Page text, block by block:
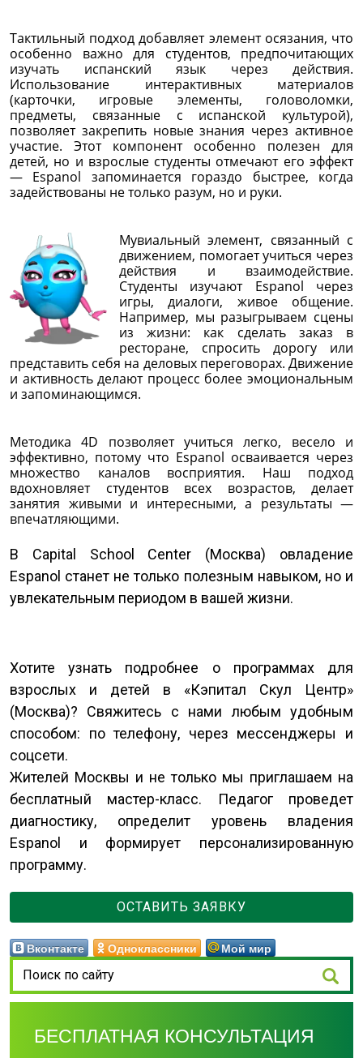
Тактильный подход добавляет элемент осязания, что
особенно важно для студентов, предпочитающих
изучать испанский язык через действия.
Использование интерактивных материалов
(карточки, игровые элементы, головоломки,
предметы, связанные с испанской культурой),
позволяет закрепить новые знания через активное
участие. Этот компонент особенно полезен для
детей, но и взрослые студенты отмечают его эффект
— Espanol запоминается гораздо быстрее, когда
задействованы не только разум, но и руки.
Мувиальный элемент, связанный с
движением, помогает учиться через
действия и взаимодействие.
Студенты изучают Espanol через
игры, диалоги, живое общение.
Например, мы разыгрываем сцены
из жизни: как сделать заказ в
ресторане, спросить дорогу или
представить себя на деловых переговорах. Движение
и активность делают процесс более эмоциональным
и запоминающимся.
Методика 4D позволяет учиться легко, весело и
эффективно, потому что Espanol осваивается через
множество каналов восприятия. Наш подход
вдохновляет студентов всех возрастов, делает
занятия живыми и интересными, а результаты —
впечатляющими.
В Capital School Center (Москва) овладение
Espanol станет не только полезным навыком, но и
увлекательным периодом в вашей жизни.
Хотите узнать подробнее о программах для
взрослых и детей в «Кэпитал Скул Центр»
(Москва)? Свяжитесь с нами любым удобным
способом: по телефону, через мессенджеры и
соцсети.
Жителей Москвы и не только мы приглашаем на
бесплатный мастер-класс. Педагог проведет
диагностику, определит уровень владения
Espanol и формирует персонализированную
программу.
ОСТАВИТЬ ЗАЯВКУ
Вконтакте Одноклассники Мой мир
БЕСПЛАТНАЯ КОНСУЛЬТАЦИЯ